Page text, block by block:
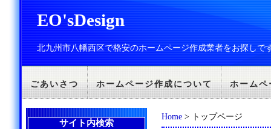
EO'sDesign
北九州市八幡西区で格安のホームページ作成業者をお探しで
ごあいさつ ホームページ作成について ホームペ
Home > トップページ
サイト内検索